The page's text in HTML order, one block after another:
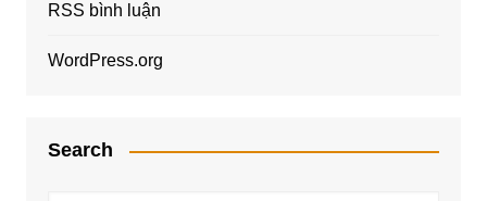
RSS bình luận
WordPress.org
Search